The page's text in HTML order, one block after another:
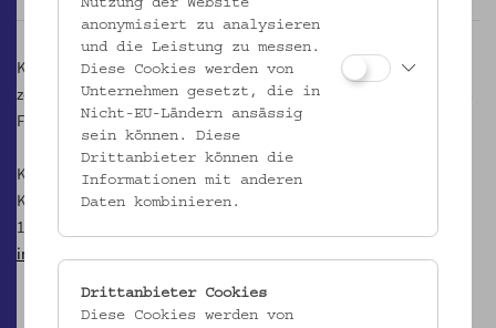
Künstlerinnen und Künstlern, die kein eigenes Atelier besitzen,
zeigen im Rahmen der Eröffnungsveranstaltung und an den beiden
Folgetagen im Volkskundemuseum Wien ihre Arbeiten.
Kontakt:
Kulturverein Freundinnen und Freunde der Josefstadt
1080 Wien, Schmidgasse 18
im-achten-herum@gmx.at
Nutzung der Website
anonymisiert zu analysieren
und die Leistung zu messen.
Diese Cookies werden von
Unternehmen gesetzt, die in
Nicht-EU-Ländern ansässig
sein können. Diese
Drittanbieter können die
Informationen mit anderen
Daten kombinieren.
Drittanbieter Cookies
Diese Cookies werden von